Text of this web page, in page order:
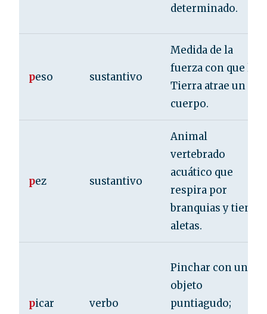
determinado.
peso sustantivo
Medida de la
fuerza con que la
Tierra atrae un
cuerpo.
pez sustantivo
Animal
vertebrado
acuático que
respira por
branquias y tiene
aletas.
picar verbo
Pinchar con un
objeto
puntiagudo;